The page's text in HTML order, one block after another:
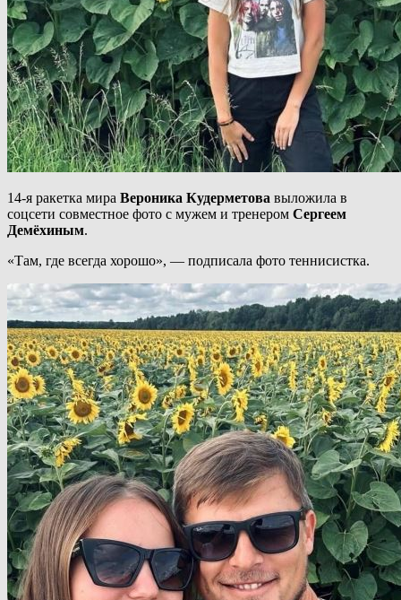
14-я ракетка мира Вероника Кудерметова выложила в
соцсети совместное фото с мужем и тренером Сергеем
Демёхиным.
«Там, где всегда хорошо», — подписала фото теннисистка.